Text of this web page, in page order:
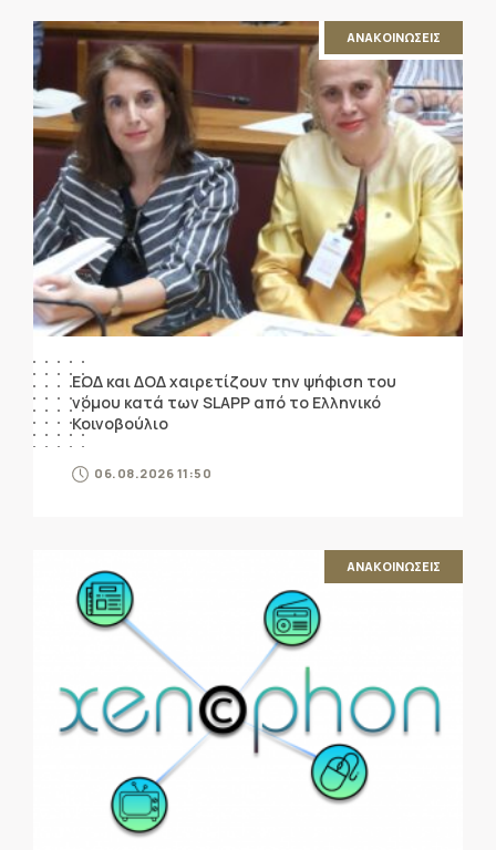
ΑΝΑΚΟΙΝΩΣΕΙΣ
ΕΟΔ και ΔΟΔ χαιρετίζουν την ψήφιση του
νόμου κατά των SLAPP από το Ελληνικό
Κοινοβούλιο
06.08.2026 11:50
ΑΝΑΚΟΙΝΩΣΕΙΣ